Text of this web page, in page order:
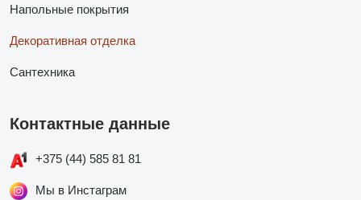
Напольные покрытия
Декоративная отделка
Сантехника
Контактные данные
+375 (44) 585 81 81
Мы в Инстаграм